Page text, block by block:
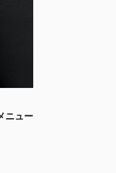
ニュー